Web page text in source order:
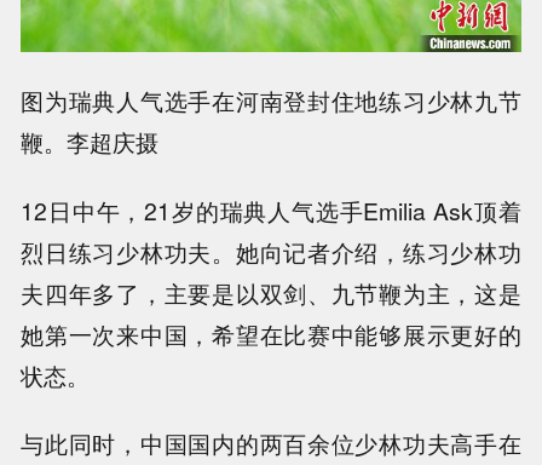
图为瑞典人气选手在河南登封住地练习少林九节
鞭。李超庆摄
12日中午，21岁的瑞典人气选手Emilia Ask顶着
烈日练习少林功夫。她向记者介绍，练习少林功
夫四年多了，主要是以双剑、九节鞭为主，这是
她第一次来中国，希望在比赛中能够展示更好的
状态。
与此同时，中国国内的两百余位少林功夫高手在